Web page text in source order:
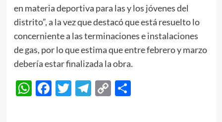
en materia deportiva para las y los jóvenes del
distrito”, a la vez que destacó que está resuelto lo
concerniente a las terminaciones e instalaciones
de gas, por lo que estima que entre febrero y marzo
debería estar finalizada la obra.
WhatsApp
Facebook
Twitter
Telegram
CopyCompartir